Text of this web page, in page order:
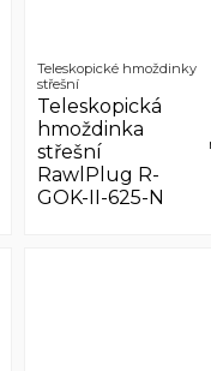
Teleskopické hmoždinky
střešní
Teleskopická
hmoždinka
střešní
RawlPlug R-
GOK-II-625-N